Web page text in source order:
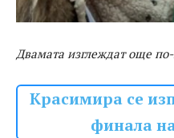
Двамата изглеждат още
Кpacимиpa се
финала